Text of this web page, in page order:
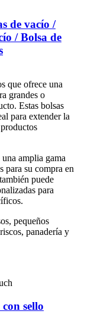
de vacío /
/ Bolsa de
que ofrece una
grandes o
Estas bolsas
para extender la
amplia gama
para su compra en
puede
para
pequeños
panadería y
sello